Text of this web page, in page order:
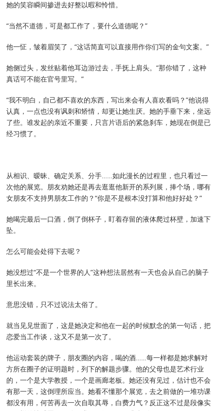
她的笑容瞬间掺进去好整以暇和怜惜。
“当然不道德，可是都工作了，要什么道德呢？”
他一怔，皱着眉笑了，“这话简直可以直接用作你们写的金句文案。”
她侧过头，发丝贴着他耳边游过去，手抚上肩头。“那你错了，这种
真话可不能在官号里写。”
“我不明白，自己都不喜欢的东西，写出来会有人喜欢看吗？”他说得
认真，一点也没有讽刺和矫情，却更让她生厌。她的手垂下来，坐远
了些。谁发起的亲近不重要，只言片语后的紧急刹车，她现在倒是已
经习惯了。
从相识、暧昧、确定关系、分手……如此漫长的过程里，也只看过一
次他的展览。朋友劝她还是再去逛逛他新开的系列展，捧个场，哪有
女朋友不支持男朋友工作的？“你是不是根本没打算和他好好处？”
她喝完最后一口酒，倒了倒杯子，盯着存留的液体爬过杯壁，加速下
坠。
怎么可能会处得下去呢？
她没想过“不是一个世界的人”这种想法居然有一天也会从自己的脑子
里长出来。
意思没错，只不过说法太俗了。
就当见见世面了，这是她决定和他在一起的时候默念的第一句话，把
恋爱当工作谈，这又不是第一次了。
他运动套装的牌子，朋友圈的内容，喝的酒……每一样都是她求解对
方所在圈子的证明题时，列下的解题步骤。他的父母也是艺术行业
的，一个是大学教授，一个是画廊老板。她还没有见过，估计也不会
有那一天，这倒理所应当。她看不懂那个展览，去之前做的一堆功课
都没有用，何苦再去一次自取其辱，白费力气？反正这不过是段像实